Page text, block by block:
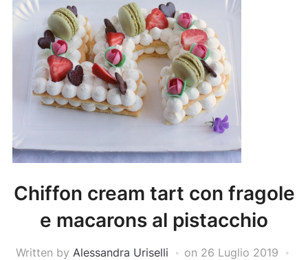
Chiffon cream tart con fragole
e macarons al pistacchio
Written by Alessandra Uriselli on 26 Luglio 2019